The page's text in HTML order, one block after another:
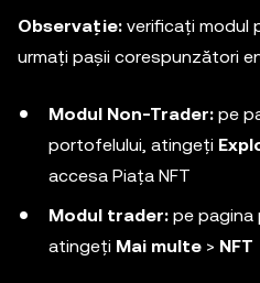
Observație: verificați modul
urmați pașii corespunzători
Modul Non-Trader: pe
portofelului, atingeți
accesa Piața NFT
Modul trader: pe pagina
atingeți Mai multe > NFT